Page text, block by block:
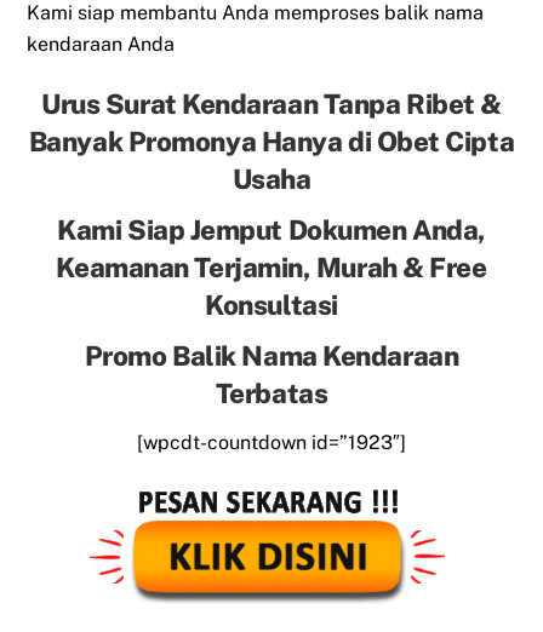
Kami siap membantu Anda memproses balik nama
kendaraan Anda
Urus Surat Kendaraan Tanpa Ribet &
Banyak Promonya Hanya di Obet Cipta
Usaha
Kami Siap Jemput Dokumen Anda,
Keamanan Terjamin, Murah & Free
Konsultasi
Promo Balik Nama Kendaraan
Terbatas
[wpcdt-countdown id=”1923″]